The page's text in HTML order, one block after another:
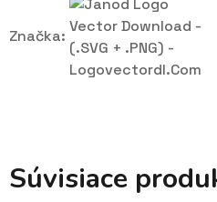
Značka:
Súvisiace